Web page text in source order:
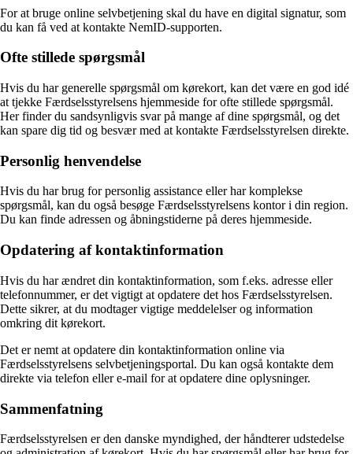
For at bruge online selvbetjening skal du have en digital signatur, som
du kan få ved at kontakte NemID-supporten.
Ofte stillede spørgsmål
Hvis du har generelle spørgsmål om kørekort, kan det være en god idé
at tjekke Færdselsstyrelsens hjemmeside for ofte stillede spørgsmål.
Her finder du sandsynligvis svar på mange af dine spørgsmål, og det
kan spare dig tid og besvær med at kontakte Færdselsstyrelsen direkte.
Personlig henvendelse
Hvis du har brug for personlig assistance eller har komplekse
spørgsmål, kan du også besøge Færdselsstyrelsens kontor i din region.
Du kan finde adressen og åbningstiderne på deres hjemmeside.
Opdatering af kontaktinformation
Hvis du har ændret din kontaktinformation, som f.eks. adresse eller
telefonnummer, er det vigtigt at opdatere det hos Færdselsstyrelsen.
Dette sikrer, at du modtager vigtige meddelelser og information
omkring dit kørekort.
Det er nemt at opdatere din kontaktinformation online via
Færdselsstyrelsens selvbetjeningsportal. Du kan også kontakte dem
direkte via telefon eller e-mail for at opdatere dine oplysninger.
Sammenfatning
Færdselsstyrelsen er den danske myndighed, der håndterer udstedelse